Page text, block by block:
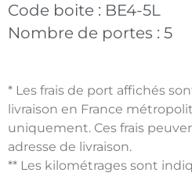
Code boite : BE4-5L
Nombre de portes : 5
* Les frais de port affichés
livraison en France
uniquement. Ces frais
adresse de livraison.
** Les kilométrages sont